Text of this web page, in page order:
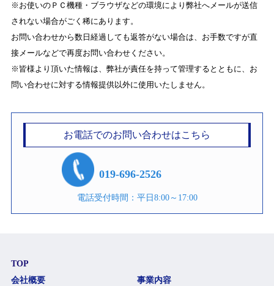
当社は、個人情報の取り扱いについて、具体的な規定を定める
とともに、部門ごとに管理者を置き、個人情報保護を徹底いた
します。また、社員に対し、個人情報保護に係る社内教育を行
い、全社員が個人情報を適正に扱えるよう指導いたします。
7．本方針の変更
ます。その場合は、当サイト上で変更内容について掲載いたし
ます。
い合わせ窓口までご連絡ださい。
※お使いのＰＣ機種・ブラウザなどの環境により弊社へメールが送信
されない場合がごく稀にあります。
お問い合わせから数日経過しても返答がない場合は、お手数ですが直
接メールなどで再度お問い合わせください。
※皆様より頂いた情報は、弊社が責任を持って管理するとともに、お
問い合わせに対する情報提供以外に使用いたしません。
お電話でのお問い合わせはこちら
019-696-2526
電話受付時間：平日8:00～17:00
TOP
会社概要
事業内容